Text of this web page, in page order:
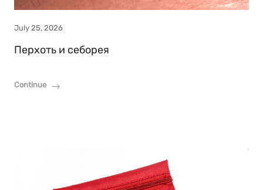
July 25, 2026
Перхоть и себорея
Continue